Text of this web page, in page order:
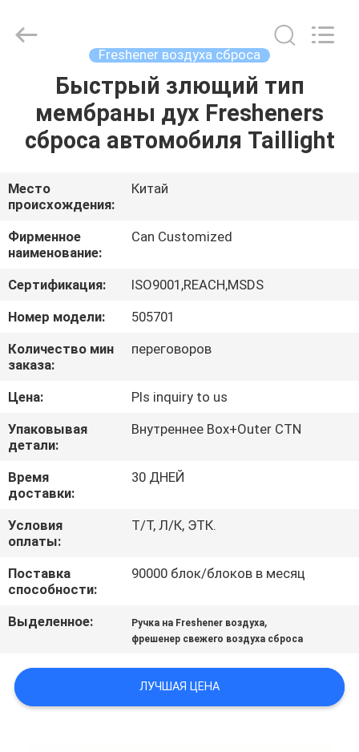
ПРОДУКТЫ
О
НАС
ПУТЕШЕСТВИЕ
ФАБРИКИ
ПРОВЕРКА
КАЧЕСТВА
СВЯЖИТЕСЬ
МЫ
НОВОСТИ
СПРОСИТЕ
ЦИТАТУ
КАРТА
PRIVACY
Products
Freshener воздуха сброса
Быстрый злющий тип
мембраны дух Fresheners
сброса автомобиля Taillight
Место
происхождения:
Китай
Фирменное
наименование:
Can Customized
Сертификация:
ISO9001,REACH,MSDS
Номер модели:
505701
Количество мин
заказа:
переговоров
Цена:
Pls inquiry to us
Упаковывая
детали:
Внутреннее Box+Outer CTN
Время
доставки:
30 ДНЕЙ
Условия
оплаты:
Т/Т, Л/К, ЭТК.
Поставка
способности:
90000 блок/блоков в месяц
Выделенное: Ручка на Freshener воздуха,
фрешенер свежего воздуха сброса
ЛУЧШАЯ ЦЕНА